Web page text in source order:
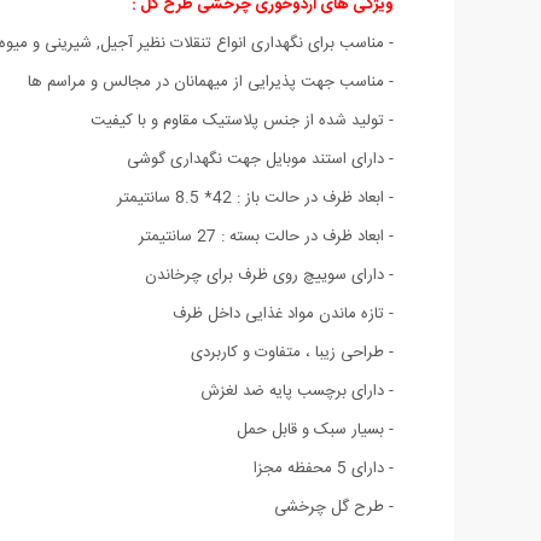
- مناسب برای نگهداری انواع تنقلات نظیر آجیل, شیرینی و
- مناسب جهت پذیرایی از میهمانان در مجالس و مراسم ها
- تولید شده از جنس پلاستیک مقاوم و با کیفیت
- دارای استند موبایل جهت نگهداری گوشی
- ابعاد ظرف در حالت باز : 42* 8.5 سانتیمتر
- ابعاد ظرف در حالت بسته : 27 سانتیمتر
- دارای سوییچ روی ظرف برای چرخاندن
- تازه ماندن مواد غذایی داخل ظرف
- طراحی زیبا ، متفاوت و کاربردی
- دارای برچسب پایه ضد لغزش
- بسیار سبک و قابل حمل
- دارای 5 محفظه مجزا
- طرح گل چرخشی